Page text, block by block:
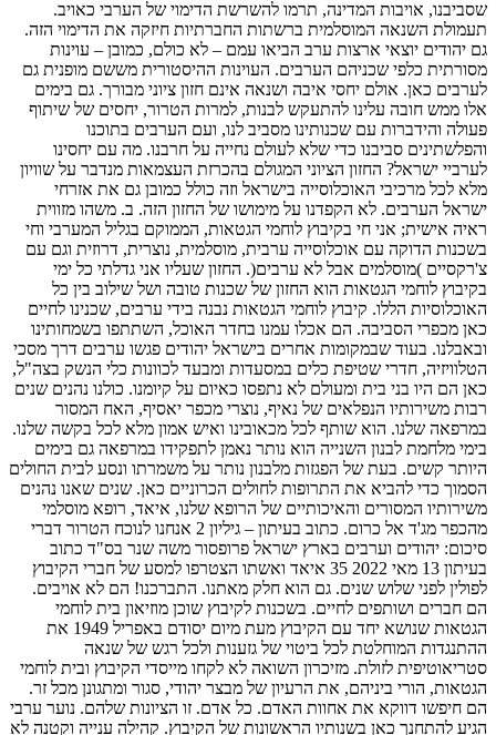
שסביבנו, אויבות המדינה, תרמו להשרשת הדימוי של הערבי כאויב.
תעמולת השנאה המוסלמית ברשתות החברתיות חיזקה את הדימוי הזה.
גם יהודים יוצאי ארצות ערב הביאו עמם – לא כולם, כמובן – עוינות
מסורתית כלפי שכניהם הערבים. העוינות ההיסטורית מששם מופנית גם
לערבים כאן. אולם יחסי איבה ושנאה אינם חזון ציוני מבורך. גם בימים
אלו ממש חובה עלינו להתעקש לבנות, למרות הטרור, יחסים של שיתוף
פעולה והידברות עם שכנותינו מסביב לנו, ועם הערבים בתוכנו
והפלשתינים סביבנו כדי שלא לעולם נחייה על חרבנו. מה עם יחסינו
לערביי ישראל? החזון הציוני המגולם בהכרזת העצמאות מנדבר על שוויון
מלא לכל מרכיבי האוכלוסייה בישראל וזה כולל כמובן גם את אזרחי
ישראל הערבים. לא הקפדנו על מימושו של החזון הזה. ב. משהו מזווית
ראיה אישית; אני חי בקיבוץ לוחמי הגטאות, הממוקם בגליל המערבי וחי
בשכנות הדוקה עם אוכלוסייה ערבית, מוסלמית, נוצרית, דרוזית וגם עם
צ'רקסיים )מוסלמים אבל לא ערבים(. החזון שעליו אני גדלתי כל ימי
בקיבוץ לוחמי הגטאות הוא החזון של שכנות טובה ושל שילוב בין כל
האוכלוסיות הללו. קיבוץ לוחמי הגטאות נבנה בידי ערבים, שכנינו לחיים
כאן מכפרי הסביבה. הם אכלו עמנו בחדר האוכל, השתתפו בשמחותינו
ובאבלנו. בעוד שבמקומות אחרים בישראל יהודים פגשו ערבים דרך מסכי
הטלוויזיה, חדרי שטיפת כלים במסעדות ומבעד לכוונות כלי הנשק בצה"ל,
כאן הם היו בני בית ומעולם לא נתפסו כאיום על קיומנו. כולנו נהנים שנים
רבות משירותיו הנפלאים של נאיף, נוצרי מכפר יאסיף, האח המסור
במרפאה שלנו. הוא שותף לכל מכאובינו ואיש אמון מלא לכל בקשה שלנו.
בימי מלחמת לבנון השנייה הוא נותר נאמן לתפקידו במרפאה גם בימים
היותר קשים. בעת של הפגזות מלבנון נותר על משמרתו ונסע לבית החולים
הסמוך כדי להביא את התרופות לחולים הכרוניים כאן. שנים שאנו נהנים
משירותיו המסורים והאיכותיים של הרופא שלנו, איאד, רופא מוסלמי
מהכפר מג'ד אל כרום. כתוב בעיתון – גיליון 2 אנחנו לנוכח הטרור דברי
סיכום: יהודים וערבים בארץ ישראל פרופסור משה שנר בס"ד כתוב
בעיתון 13 מאי 2022 35 איאד ואשתו הצטרפו למסע של חברי הקיבוץ
לפולין לפני שלוש שנים. גם הוא חלק מאתנו. התברכנו! הם לא אויבים.
הם חברים ושותפים לחיים. בשכנות לקיבוץ שוכן מוזיאון בית לוחמי
הגטאות שנושא יחד עם הקיבוץ מעת מיום יסודם באפריל 1949 את
ההתנגדות המוחלטת לכל ביטוי של גזענות ולכל רגש של שנאה
סטריאוטיפית לזולת. מזיכרון השואה לא לקחו מייסדי הקיבוץ ובית לוחמי
הגטאות, הורי ביניהם, את הרעיון של מבצר יהודי, סגור ומתגונן מכל זר.
הם חיפשו דווקא את אחוות האדם. כל אדם. זו הציונות שלהם. נוער ערבי
הגיע להתחנך כאן בשנותיו הראשונות של הקיבוץ. קהילה ענייה וקטנה לא